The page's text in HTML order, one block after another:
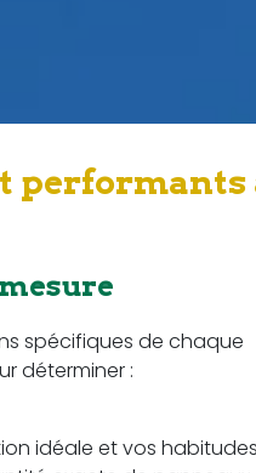
spécifiques de chaque
déterminer :
idéale et vos habitudes